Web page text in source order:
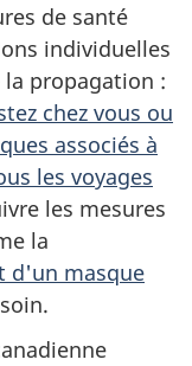
de santé
individuelles
propagation :
chez vous ou
associés à
les voyages
les mesures
la
d'un masque